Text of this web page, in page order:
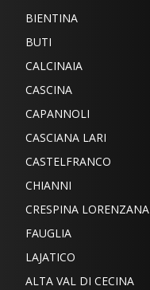
BIENTINA
BUTI
CALCINAIA
CASCINA
CAPANNOLI
CASCIANA LARI
CASTELFRANCO
CHIANNI
CRESPINA LORENZANA
FAUGLIA
LAJATICO
ALTA VAL DI CECINA